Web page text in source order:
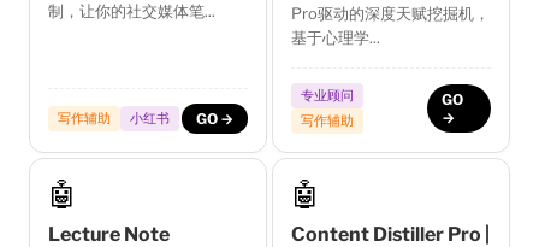
制，让你的社交媒体笔...
写作辅助 小红书 GO →
Pro驱动的深度天赋挖掘机，
基于心理学...
专业顾问
写作辅助
GO
→
🤖
Lecture Note
🤖
Content Distiller Pro |